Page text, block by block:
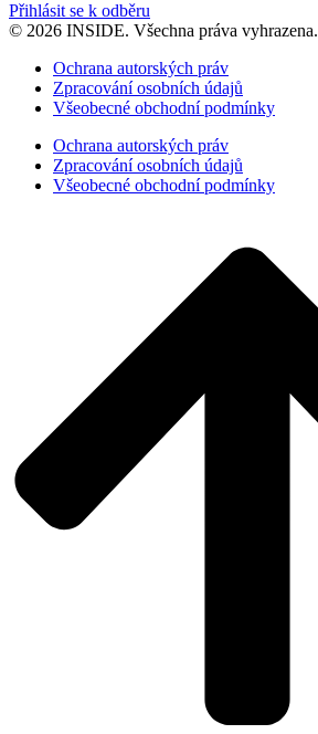
Přihlásit se k odběru
© 2026 INSIDE. Všechna práva vyhrazena.
Ochrana autorských práv
Zpracování osobních údajů
Všeobecné obchodní podmínky
Ochrana autorských práv
Zpracování osobních údajů
Všeobecné obchodní podmínky